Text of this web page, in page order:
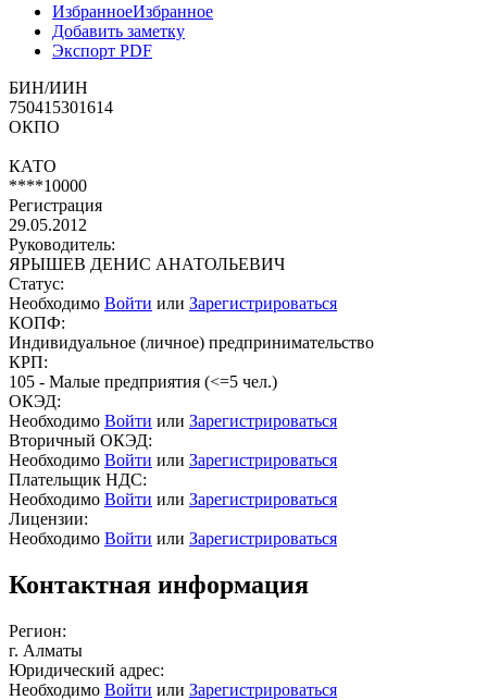
ИзбранноеИзбранное
Добавить заметку
Экспорт PDF
БИН/ИИН
750415301614
ОКПО
КАТО
****10000
Регистрация
29.05.2012
Руководитель:
ЯРЫШЕВ ДЕНИС АНАТОЛЬЕВИЧ
Статус:
Необходимо Войти или Зарегистрироваться
КОПФ:
Индивидуальное (личное) предпринимательство
КРП:
105 - Малые предприятия (<=5 чел.)
ОКЭД:
Необходимо Войти или Зарегистрироваться
Вторичный ОКЭД:
Необходимо Войти или Зарегистрироваться
Плательщик НДС:
Необходимо Войти или Зарегистрироваться
Лицензии:
Необходимо Войти или Зарегистрироваться
Контактная информация
Регион:
г. Алматы
Юридический адрес:
Необходимо Войти или Зарегистрироваться